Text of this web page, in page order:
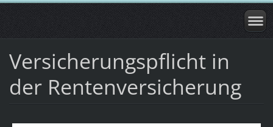
Versicherungspflicht in
der Rentenversicherung